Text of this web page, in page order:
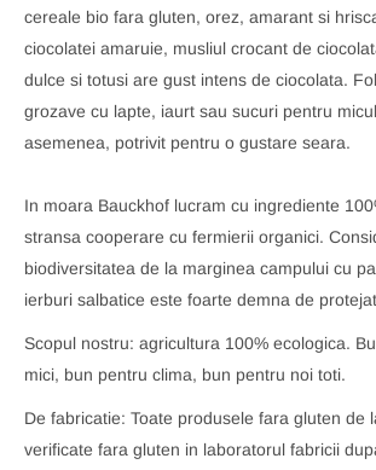
cereale bio fara gluten, orez, amarant si
ciocolatei amaruie, musliul crocant de
dulce si totusi are gust intens de ciocolata.
grozave cu lapte, iaurt sau sucuri pentru
asemenea, potrivit pentru o gustare seara.
In moara Bauckhof lucram cu ingrediente
stransa cooperare cu fermierii organici.
biodiversitatea de la marginea campului cu
ierburi salbatice este foarte demna de
Scopul nostru: agricultura 100% ecologica.
mici, bun pentru clima, bun pentru noi toti.
De fabricatie: Toate produsele fara gluten de
verificate fara gluten in laboratorul fabricii